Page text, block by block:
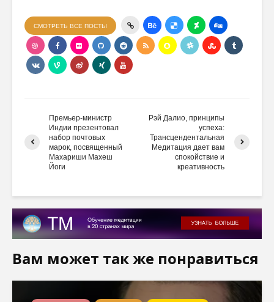
СМОТРЕТЬ ВСЕ ПОСТЫ
Премьер-министр
Индии презентовал
набор почтовых
марок, посвященный
Махариши Махеш
Йоги
Рэй Далио, принципы
успеха:
Трансцендентальная
Медитация дает вам
спокойствие и
креативность
Вам может так же понравиться